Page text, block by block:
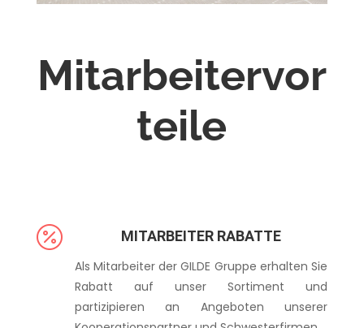
Mitarbeitervor
teile
 MITARBEITER RABATTE
Als Mitarbeiter der GILDE Gruppe erhalten Sie
Rabatt auf unser Sortiment und
partizipieren an Angeboten unserer